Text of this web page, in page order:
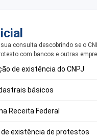
consulta descobrindo se o
com bancos e outras
de existência do CNPJ
básicos
Receita Federal
de existência de protestos